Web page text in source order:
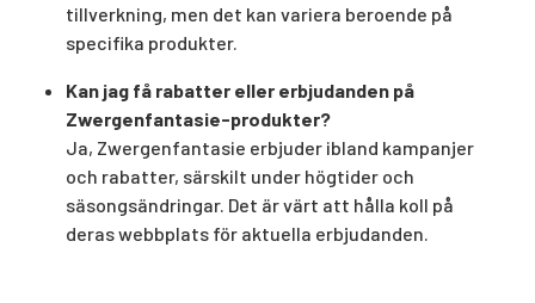
tillverkning, men det kan variera beroende på
specifika produkter.
Kan jag få rabatter eller erbjudanden på
Zwergenfantasie-produkter?
Ja, Zwergenfantasie erbjuder ibland kampanjer
och rabatter, särskilt under högtider och
säsongsändringar. Det är värt att hålla koll på
deras webbplats för aktuella erbjudanden.